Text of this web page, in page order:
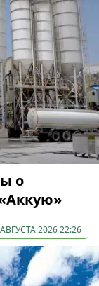
о
2026 22:26